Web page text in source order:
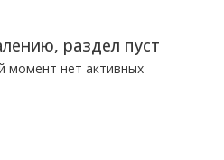
раздел пуст
момент нет активных